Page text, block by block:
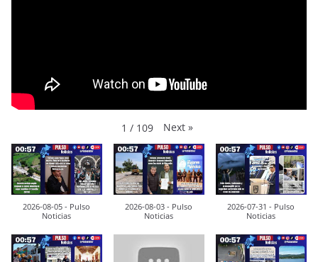
1 / 109 Next »
2026-08-05 - Pulso
Noticias
2026-08-03 - Pulso
Noticias
2026-07-31 - Pulso
Noticias